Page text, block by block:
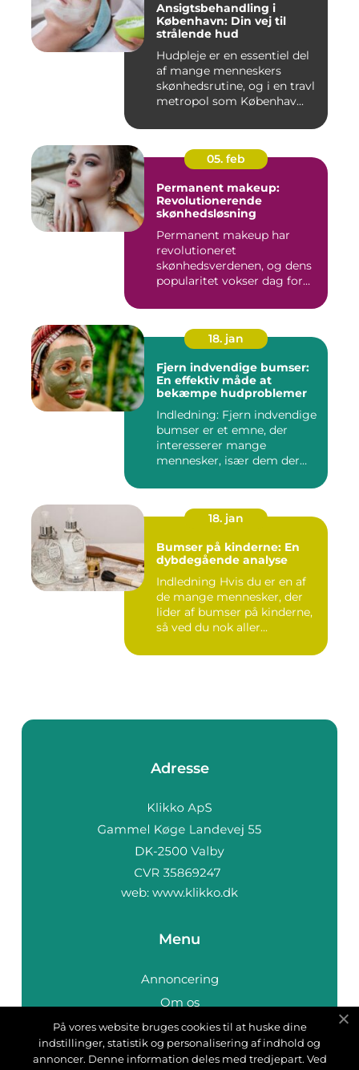
Ansigtsbehandling i
København: Din vej til
strålende hud
Hudpleje er en essentiel del
af mange menneskers
skønhedsrutine, og i en travl
metropol som Københav...
05. feb
Permanent makeup:
Revolutionerende
skønhedsløsning
Permanent makeup har
revolutioneret
skønhedsverdenen, og dens
popularitet vokser dag for
18. jan
Fjern indvendige bumser:
En effektiv måde at
bekæmpe hudproblemer
Indledning: Fjern indvendige
bumser er et emne, der
interesserer mange
mennesker, især dem der
18. jan
Bumser på kinderne: En
dybdegående analyse
Indledning Hvis du er en af
de mange mennesker, der
lider af bumser på kinderne,
så ved du nok aller...
Adresse
web: www.klikko.dk
Menu
Annoncering
Om os
Cookies
Kontakt os
På vores website bruges cookies til at huske dine
indstillinger, statistik og personalisering af indhold og
annoncer. Denne information deles med tredjepart. Ved